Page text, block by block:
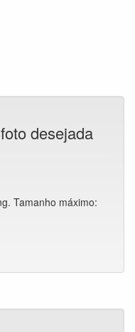
desejada
Tamanho máximo: